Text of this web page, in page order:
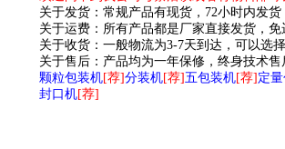
关于发货：常规产品有现货，72小时内发货
关于运费：所有产品都是厂家直接发货，免
关于收货：一般物流为3-7天到达，可以选
关于售后：产品均为一年保修，终身技术售
颗粒包装机[荐]分装机[荐]五包装机[荐] 定
封口机[荐]